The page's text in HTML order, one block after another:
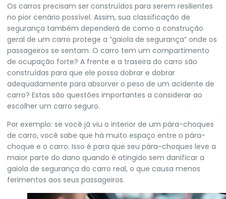
Os carros precisam ser construídos para serem resilientes
no pior cenário possível. Assim, sua classificação de
segurança também dependerá de como a construção
geral de um carro protege a “gaiola de segurança” onde os
passageiros se sentam. O carro tem um compartimento
de ocupação forte? A frente e a traseira do carro são
construídas para que ele possa dobrar e dobrar
adequadamente para absorver o peso de um acidente de
carro? Estas são questões importantes a considerar ao
escolher um carro seguro.
Por exemplo: se você já viu o interior de um pára-choques
de carro, você sabe que há muito espaço entre o pára-
choque e o carro. Isso é para que seu pára-choques leve a
maior parte do dano quando é atingido sem danificar a
gaiola de segurança do carro real, o que causa menos
ferimentos aos seus passageiros.